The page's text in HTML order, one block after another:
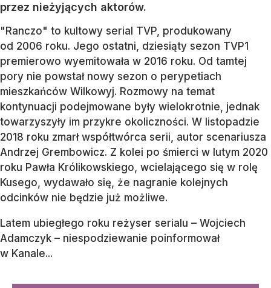
przez nieżyjących aktorów.
"Ranczo" to kultowy serial TVP, produkowany
od 2006 roku. Jego ostatni, dziesiąty sezon TVP1
premierowo wyemitowała w 2016 roku. Od tamtej
pory nie powstał nowy sezon o perypetiach
mieszkańców Wilkowyj. Rozmowy na temat
kontynuacji podejmowane były wielokrotnie, jednak
towarzyszyły im przykre okoliczności. W listopadzie
2018 roku zmarł współtwórca serii, autor scenariusza
Andrzej Grembowicz. Z kolei po śmierci w lutym 2020
roku Pawła Królikowskiego, wcielającego się w rolę
Kusego, wydawało się, że nagranie kolejnych
odcinków nie będzie już możliwe.
Latem ubiegłego roku reżyser serialu – Wojciech
Adamczyk – niespodziewanie poinformował
w Kanale...